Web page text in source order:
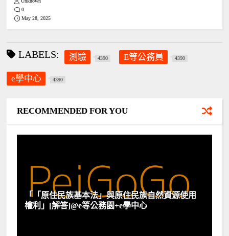
0
May 28, 2025
LABELS: 測驗 4390 E等公務員 4390
e學中心 4390
RECOMMENDED FOR YOU
「「原住民族基本法」與原住民族自然資源使用
權利」[解答]@e等公務園+e學中心